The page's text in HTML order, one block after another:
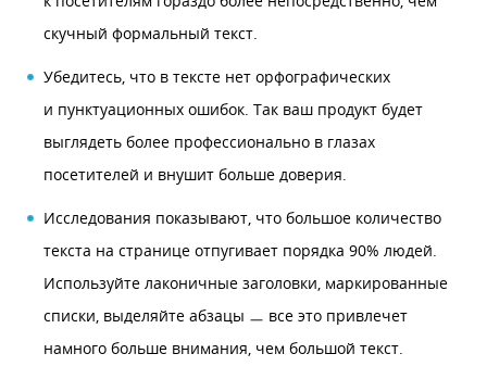
скучный формальный текст.
Убедитесь, что в тексте нет орфографических
и пунктуационных ошибок. Так ваш продукт будет
выглядеть более профессионально в глазах
посетителей и внушит больше доверия.
Исследования показывают, что большое количество
текста на странице отпугивает порядка 90% людей.
Используйте лаконичные заголовки, маркированные
списки, выделяйте абзацы ㅡ все это привлечет
намного больше внимания, чем большой текст.